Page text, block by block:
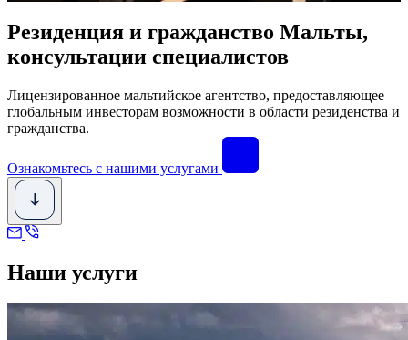
Резиденция и гражданство Мальты,
консультации специалистов
Лицензированное мальтийское агентство, предоставляющее
глобальным инвесторам возможности в области резиденства и
гражданства.
Ознакомьтесь с нашими услугами
Наши услуги